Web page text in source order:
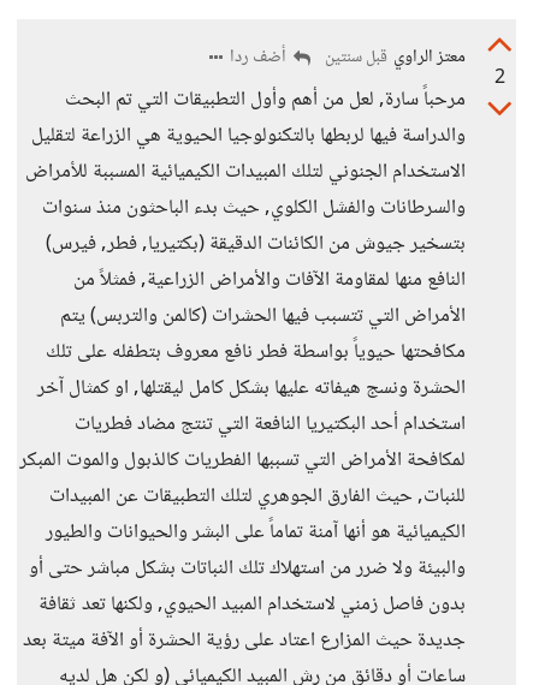
2
معتز الراوي قبل سنتين أضف ردا
مرحباً سارة, لعل من أهم وأول التطبيقات التي تم البحث
والدراسة فيها لربطها بالتكنولوجيا الحيوية هي الزراعة لتقليل
الاستخدام الجنوني لتلك المبيدات الكيميائية المسببة للأمراض
والسرطانات والفشل الكلوي, حيث بدء الباحثون منذ سنوات
بتسخير جيوش من الكائنات الدقيقة (بكتيريا, فطر, فيرس)
النافع منها لمقاومة الآفات والأمراض الزراعية, فمثلاً من
الأمراض التي تتسبب فيها الحشرات (كالمن والتربس) يتم
مكافحتها حيوياً بواسطة فطر نافع معروف بتطفله على تلك
الحشرة ونسج هيفاته عليها بشكل كامل ليقتلها, او كمثال آخر
استخدام أحد البكتيريا النافعة التي تنتج مضاد فطريات
لمكافحة الأمراض التي تسببها الفطريات كالذبول والموت المبكر
للنبات, حيث الفارق الجوهري لتلك التطبيقات عن المبيدات
الكيميائية هو أنها آمنة تماماً على البشر والحيوانات والطيور
والبيئة ولا ضرر من استهلاك تلك النباتات بشكل مباشر حتى أو
بدون فاصل زمني لاستخدام المبيد الحيوي, ولكنها تعد ثقافة
جديدة حيث المزارع اعتاد على رؤية الحشرة أو الآفة ميتة بعد
ساعات أو دقائق من رش المبيد الكيميائي (و لكن هل لديه